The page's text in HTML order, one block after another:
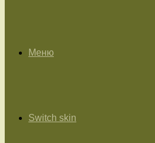
Меню
Switch skin